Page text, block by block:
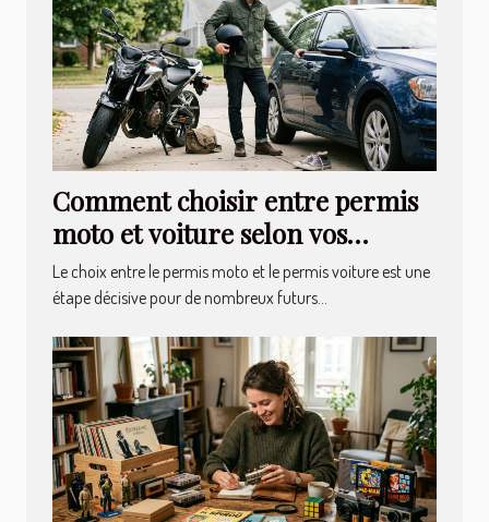
Comment choisir entre permis
moto et voiture selon vos
besoins ?
Le choix entre le permis moto et le permis voiture est une
étape décisive pour de nombreux futurs...